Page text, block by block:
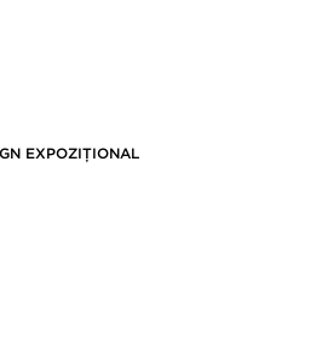
EXPOZIȚIONAL